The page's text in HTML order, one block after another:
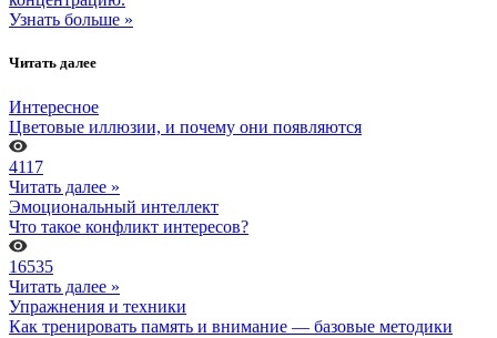
Узнать больше »
Читать далее
Интересное
Цветовые иллюзии, и почему они появляются
4117
Читать далее »
Эмоциональный интеллект
Что такое конфликт интересов?
16535
Читать далее »
Упражнения и техники
Как тренировать память и внимание — базовые методики